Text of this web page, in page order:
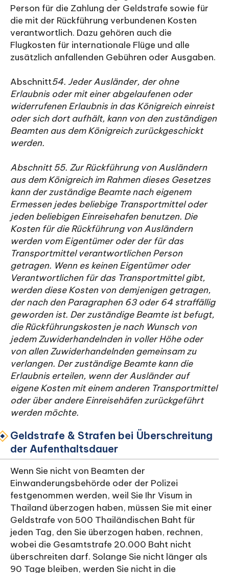
Person für die Zahlung der Geldstrafe sowie für
die mit der Rückführung verbundenen Kosten
verantwortlich. Dazu gehören auch die
Flugkosten für internationale Flüge und alle
zusätzlich anfallenden Gebühren oder Ausgaben.
‍Abschnitt54. Jeder Ausländer, der ohne
Erlaubnis oder mit einer abgelaufenen oder
widerrufenen Erlaubnis in das Königreich einreist
oder sich dort aufhält, kann von den zuständigen
Beamten aus dem Königreich zurückgeschickt
werden.
Abschnitt 55. Zur Rückführung von Ausländern
aus dem Königreich im Rahmen dieses Gesetzes
kann der zuständige Beamte nach eigenem
Ermessen jedes beliebige Transportmittel oder
jeden beliebigen Einreisehafen benutzen. Die
Kosten für die Rückführung von Ausländern
werden vom Eigentümer oder der für das
Transportmittel verantwortlichen Person
getragen. Wenn es keinen Eigentümer oder
Verantwortlichen für das Transportmittel gibt,
werden diese Kosten von demjenigen getragen,
der nach den Paragraphen 63 oder 64 straffällig
geworden ist. Der zuständige Beamte ist befugt,
die Rückführungskosten je nach Wunsch von
jedem Zuwiderhandelnden in voller Höhe oder
von allen Zuwiderhandelnden gemeinsam zu
verlangen. Der zuständige Beamte kann die
Erlaubnis erteilen, wenn der Ausländer auf
eigene Kosten mit einem anderen Transportmittel
oder über andere Einreisehäfen zurückgeführt
werden möchte.
Geldstrafe & Strafen bei Überschreitung
der Aufenthaltsdauer
Wenn Sie nicht von Beamten der
Einwanderungsbehörde oder der Polizei
festgenommen werden, weil Sie Ihr Visum in
Thailand überzogen haben, müssen Sie mit einer
Geldstrafe von 500 Thailändischen Baht für
jeden Tag, den Sie überzogen haben, rechnen,
wobei die Gesamtstrafe 20.000 Baht nicht
überschreiten darf. Solange Sie nicht länger als
90 Tage bleiben, werden Sie nicht in die